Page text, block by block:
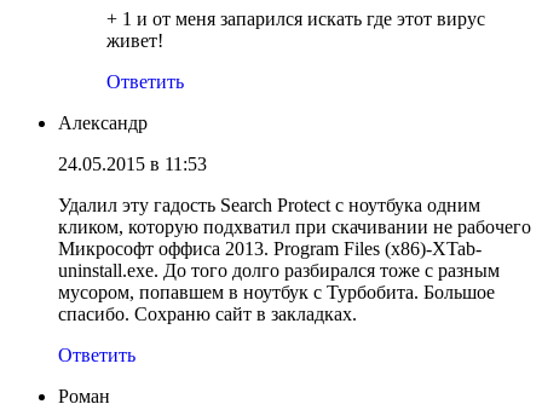
+ 1 и от меня запарился искать где этот вирус
живет!
Ответить
Александр
24.05.2015 в 11:53
Удалил эту гадость Search Protect с ноутбука одним
кликом, которую подхватил при скачивании не рабочего
Микрософт оффиса 2013. Program Files (x86)-XTab-
uninstall.exe. До того долго разбирался тоже с разным
мусором, попавшем в ноутбук с Турбобита. Большое
спасибо. Сохраню сайт в закладках.
Ответить
Роман